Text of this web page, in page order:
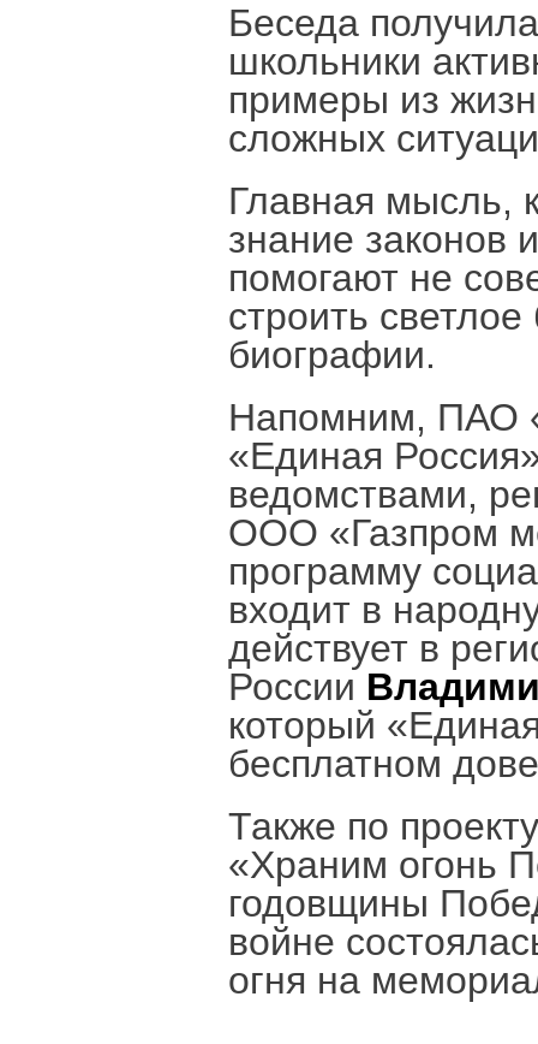
Беседа
школьники
примеры из
сложных
Главная мысль,
знание законов
помогают не
строить
биографии.
Напомним, ПАО
«Единая
ведомствами,
ООО «Газпром
программу
входит в
действует в
России
который
бесплатном
Также по
«Храним огонь
годовщины
войне
огня на